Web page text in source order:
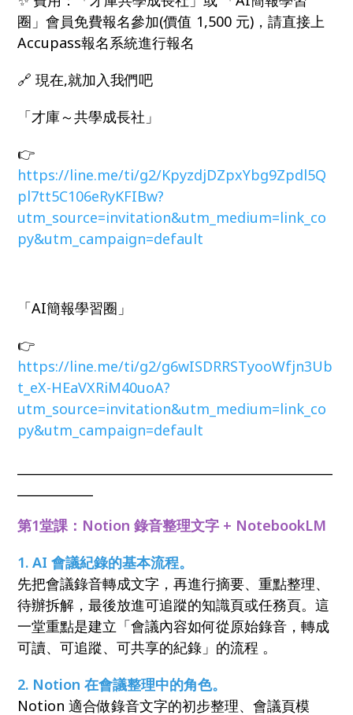
圈」會員免費報名參加(價值 1,500 元)，請直接上
Accupass報名系統進行報名
🔗 現在,就加入我們吧
「才庫～共學成長社」
👉
https://line.me/ti/g2/KpyzdjDZpxYbg9Zpdl5Q
pl7tt5C106eRyKFIBw?
utm_source=invitation&utm_medium=link_co
py&utm_campaign=default
「AI簡報學習圈」
👉
https://line.me/ti/g2/g6wISDRRSTyooWfjn3Ub
t_eX-HEaVXRiM40uoA?
utm_source=invitation&utm_medium=link_co
py&utm_campaign=default
第1堂課：Notion 錄音整理文字 + NotebookLM
1. AI 會議紀錄的基本流程。
先把會議錄音轉成文字，再進行摘要、重點整理、
待辦拆解，最後放進可追蹤的知識頁或任務頁。這
一堂重點是建立「會議內容如何從原始錄音，轉成
可讀、可追蹤、可共享的紀錄」的流程 。
2. Notion 在會議整理中的角色。
Notion 適合做錄音文字的初步整理、會議頁模